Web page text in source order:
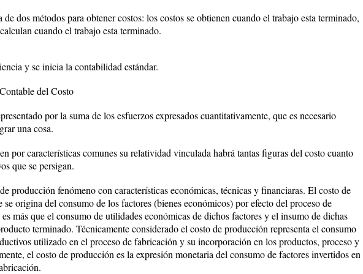
de dos métodos para obtener costos: los costos se obtienen cuando el trabajo esta terminado,
cuando el trabajo esta terminado.
y se inicia la contabilidad estándar.
del Costo
por la suma de los esfuerzos expresados cuantitativamente, que es necesario
una cosa.
por características comunes su relatividad vinculada habrá tantas figuras del costo cuanto
que se persigan.
producción fenómeno con características económicas, técnicas y financiaras. El costo de
se origina del consumo de los factores (bienes económicos) por efecto del proceso de
más que el consumo de utilidades económicas de dichos factores y el insumo de dichas
terminado. Técnicamente considerado el costo de producción representa el consumo
utilizado en el proceso de fabricación y su incorporación en los productos, proceso y
el costo de producción es la expresión monetaria del consumo de factores invertidos en